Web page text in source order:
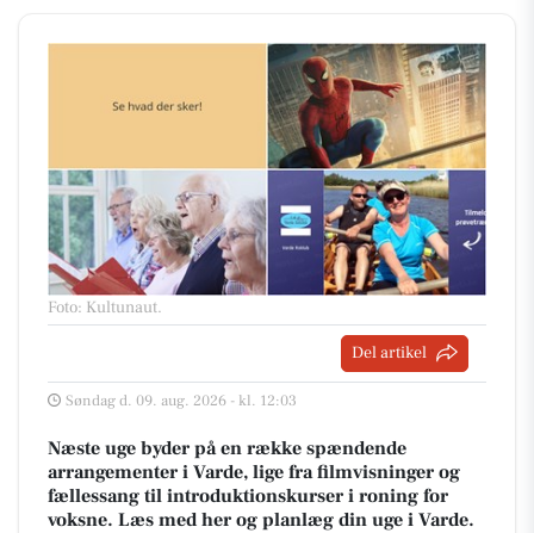
Foto: Kultunaut.
Del artikel
Søndag d. 09. aug. 2026 - kl. 12:03
Næste uge byder på en række spændende
arrangementer i Varde, lige fra filmvisninger og
fællessang til introduktionskurser i roning for
voksne. Læs med her og planlæg din uge i Varde.